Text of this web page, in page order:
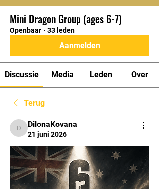
Mini Dragon Group (ages 6-7)
Openbaar · 33 leden
Aanmelden
Discussie Media Leden Over
Terug
DilonaKovana
DilonaKovana
21 juni 2026